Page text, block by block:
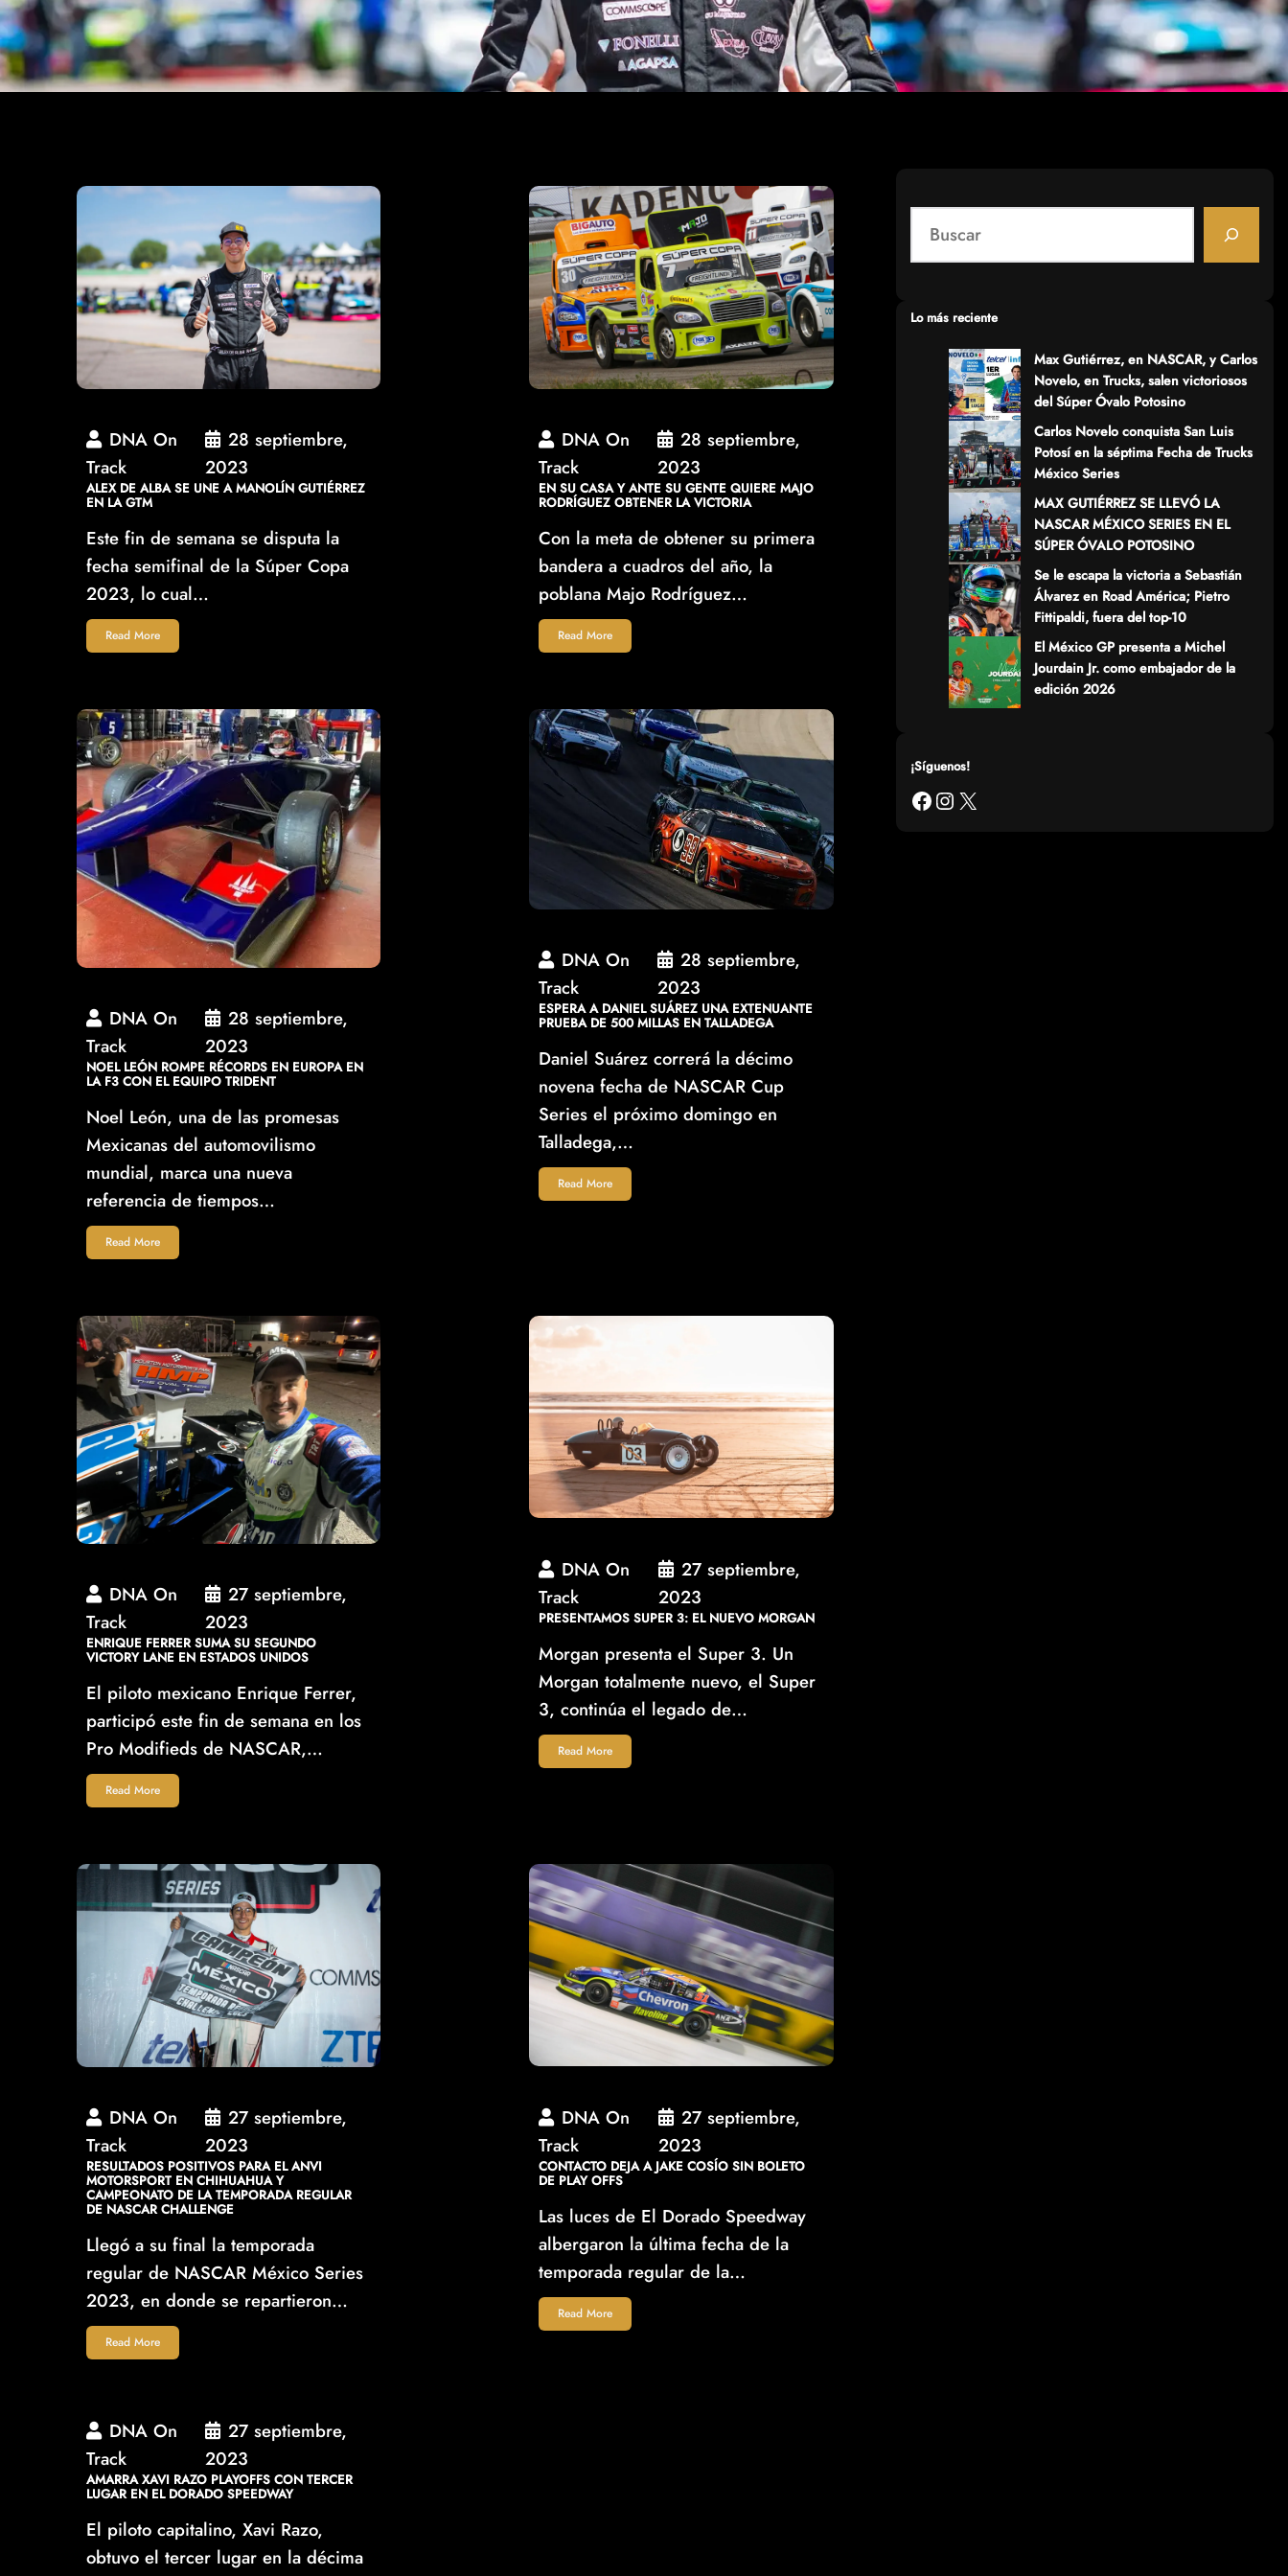
DNA On
Track
28 septiembre,
2023
ALEX DE ALBA SE UNE A MANOLÍN GUTIÉRREZ
EN LA GTM
Este fin de semana se disputa la
fecha semifinal de la Súper Copa
2023, lo cual…
Read More
DNA On
Track
28 septiembre,
2023
EN SU CASA Y ANTE SU GENTE QUIERE MAJO
RODRÍGUEZ OBTENER LA VICTORIA
Con la meta de obtener su primera
bandera a cuadros del año, la
poblana Majo Rodríguez…
Read More
DNA On
Track
28 septiembre,
2023
NOEL LEÓN ROMPE RÉCORDS EN EUROPA EN
LA F3 CON EL EQUIPO TRIDENT
Noel León, una de las promesas
Mexicanas del automovilismo
mundial, marca una nueva
referencia de tiempos…
Read More
DNA On
Track
28 septiembre,
2023
ESPERA A DANIEL SUÁREZ UNA EXTENUANTE
PRUEBA DE 500 MILLAS EN TALLADEGA
Daniel Suárez correrá la décimo
novena fecha de NASCAR Cup
Series el próximo domingo en
Talladega,…
Read More
DNA On
Track
27 septiembre,
2023
ENRIQUE FERRER SUMA SU SEGUNDO
VICTORY LANE EN ESTADOS UNIDOS
El piloto mexicano Enrique Ferrer,
participó este fin de semana en los
Pro Modifieds de NASCAR,…
Read More
DNA On
Track
27 septiembre,
2023
PRESENTAMOS SUPER 3: EL NUEVO MORGAN
Morgan presenta el Super 3. Un
Morgan totalmente nuevo, el Super
3, continúa el legado de…
Read More
DNA On
Track
27 septiembre,
2023
RESULTADOS POSITIVOS PARA EL ANVI
MOTORSPORT EN CHIHUAHUA Y
CAMPEONATO DE LA TEMPORADA REGULAR
DE NASCAR CHALLENGE
Llegó a su final la temporada
regular de NASCAR México Series
2023, en donde se repartieron…
Read More
DNA On
Track
27 septiembre,
2023
CONTACTO DEJA A JAKE COSÍO SIN BOLETO
DE PLAY OFFS
Las luces de El Dorado Speedway
albergaron la última fecha de la
temporada regular de la…
Read More
DNA On
Track
27 septiembre,
2023
AMARRA XAVI RAZO PLAYOFFS CON TERCER
LUGAR EN EL DORADO SPEEDWAY
El piloto capitalino, Xavi Razo,
obtuvo el tercer lugar en la décima
a
cLo más reciente
Max Gutiérrez, en NASCAR, y Carlos
Novelo, en Trucks, salen victoriosos
del Súper Óvalo Potosino
Carlos Novelo conquista San Luis
Potosí en la séptima Fecha de Trucks
México Series
MAX GUTIÉRREZ SE LLEVÓ LA
NASCAR MÉXICO SERIES EN EL
SÚPER ÓVALO POTOSINO
Se le escapa la victoria a Sebastián
Álvarez en Road América; Pietro
Fittipaldi, fuera del top-10
El México GP presenta a Michel
Jourdain Jr. como embajador de la
edición 2026
¡Síguenos!
Facebook Instagram X